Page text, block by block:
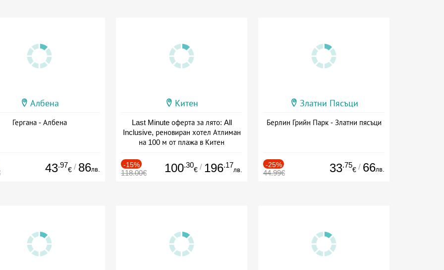
Албена
Гергана - Албена
43.97
€ / 86лв.
Китен
Last Minute оферта за лято: All
Inclusive, реновиран хотел Атлиман
на 100 м от плажа в Китен
-15%
118.00€ 100.30
€ / 196.17
лв.
Златни Пясъци
Берлин Грийн Парк - Златни пясъци
-25%
44.99€ 33.75
€ / 66лв.